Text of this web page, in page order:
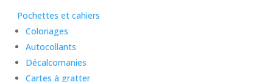
Pochettes et cahiers
Coloriages
Autocollants
Décalcomanies
Cartes à gratter